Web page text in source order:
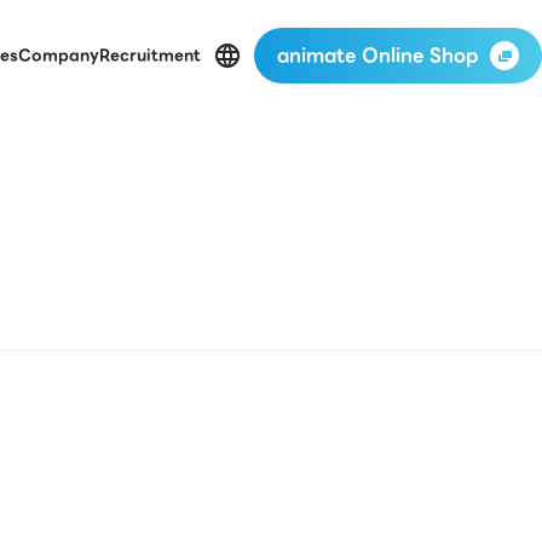
CompanyRecruitment animate Online Shop